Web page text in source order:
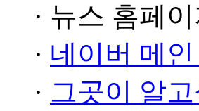
· 뉴스 홈페
· 네이버 메
· 그곳이 알